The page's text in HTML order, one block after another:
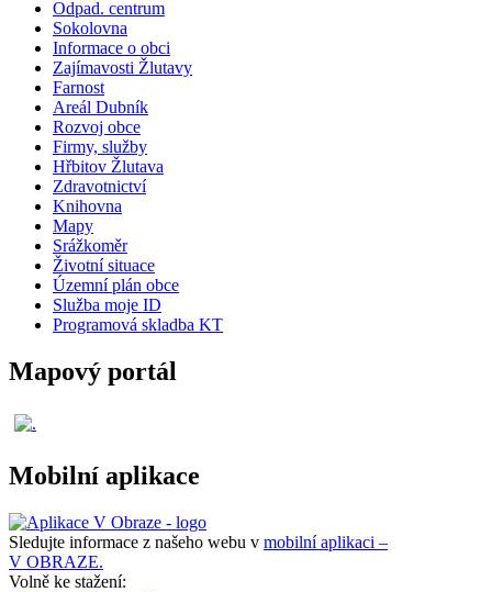
Odpad. centrum
Sokolovna
Informace o obci
Zajímavosti Žlutavy
Farnost
Areál Dubník
Rozvoj obce
Firmy, služby
Hřbitov Žlutava
Zdravotnictví
Knihovna
Mapy
Srážkoměr
Životní situace
Územní plán obce
Služba moje ID
Programová skladba KT
Mapový portál
Mobilní aplikace
Sledujte informace z našeho webu v mobilní aplikaci –
V OBRAZE.
Volně ke stažení: